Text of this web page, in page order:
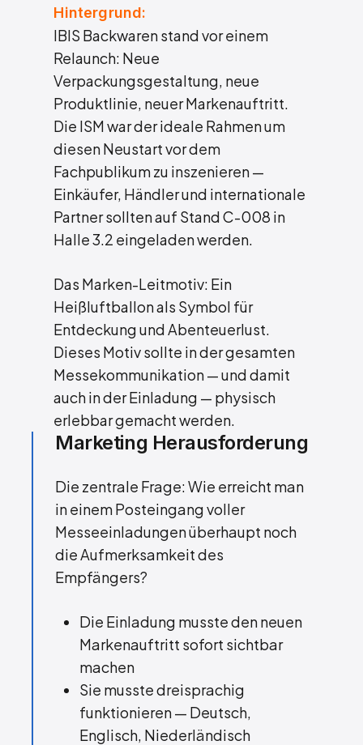
Hintergrund:
IBIS Backwaren stand vor einem
Relaunch: Neue
Verpackungsgestaltung, neue
Produktlinie, neuer Markenauftritt.
Die ISM war der ideale Rahmen um
diesen Neustart vor dem
Fachpublikum zu inszenieren —
Einkäufer, Händler und internationale
Partner sollten auf Stand C-008 in
Halle 3.2 eingeladen werden.
Das Marken-Leitmotiv: Ein
Heißluftballon als Symbol für
Entdeckung und Abenteuerlust.
Dieses Motiv sollte in der gesamten
Messekommunikation — und damit
auch in der Einladung — physisch
erlebbar gemacht werden.
Marketing Herausforderung
Die zentrale Frage: Wie erreicht man
in einem Posteingang voller
Messeeinladungen überhaupt noch
die Aufmerksamkeit des
Empfängers?
Die Einladung musste den neuen
Markenauftritt sofort sichtbar
machen
Sie musste dreisprachig
funktionieren — Deutsch,
Englisch, Niederländisch